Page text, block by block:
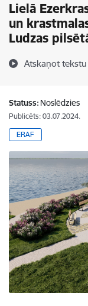
Lielā
un
Ludzas
Atskaņot tekstu
Statuss: Noslēdzies
Publicēts: 03.07.2024.
ERAF